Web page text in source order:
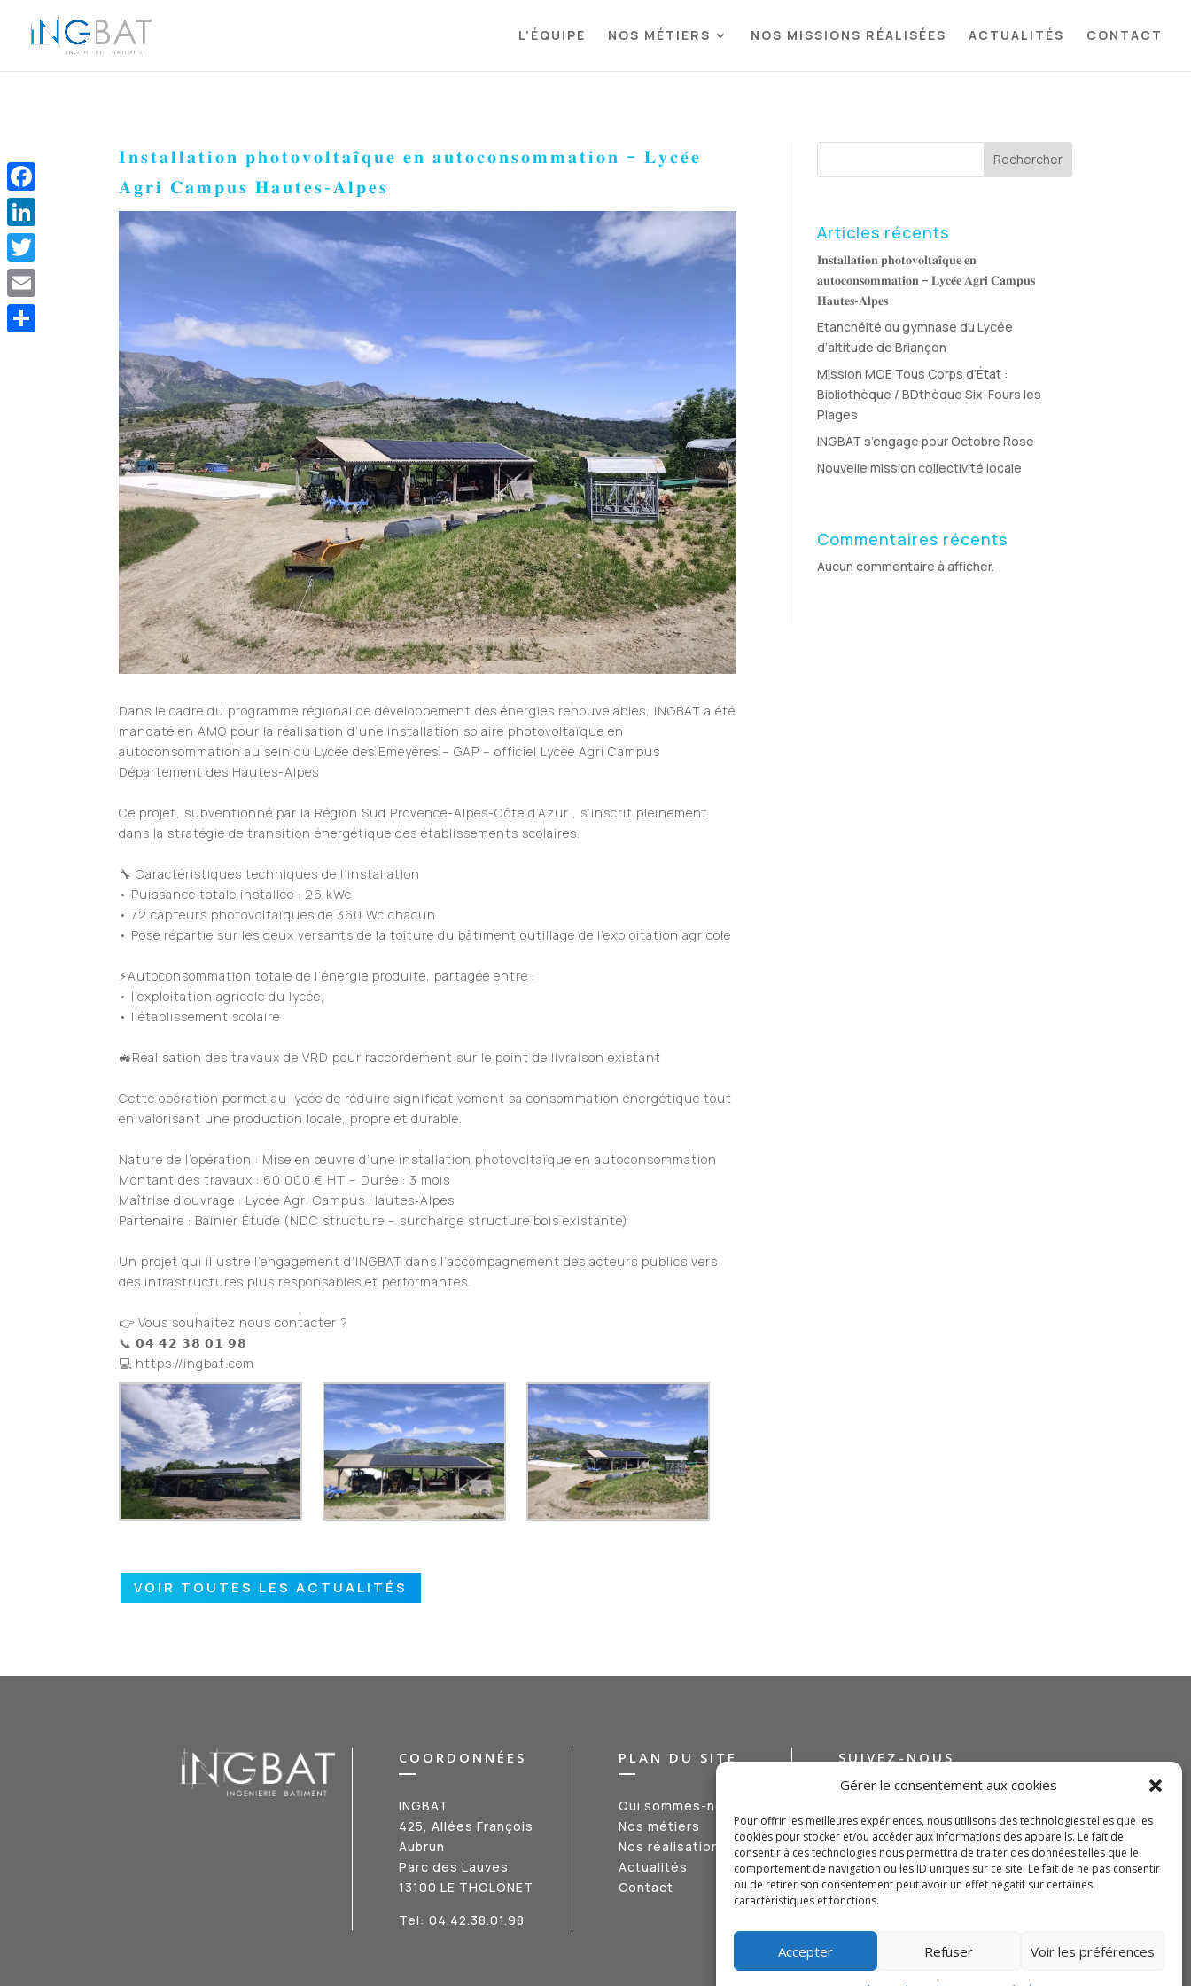
Gérer le consentement aux cookies
Pour offrir les meilleures expériences, nous utilisons des technologies telles que les
cookies pour stocker et/ou accéder aux informations des appareils. Le fait de
consentir à ces technologies nous permettra de traiter des données telles que le
comportement de navigation ou les ID uniques sur ce site. Le fait de ne pas consentir
ou de retirer son consentement peut avoir un effet négatif sur certaines
caractéristiques et fonctions.
Accepter Refuser Voir les préférences
L’ÉQUIPE NOS MÉTIERS NOS MISSIONS RÉALISÉES ACTUALITÉS CONTACT
𝐈𝐧𝐬𝐭𝐚𝐥𝐥𝐚𝐭𝐢𝐨𝐧 𝐩𝐡𝐨𝐭𝐨𝐯𝐨𝐥𝐭𝐚𝐢̈𝐪𝐮𝐞 𝐞𝐧 𝐚𝐮𝐭𝐨𝐜𝐨𝐧𝐬𝐨𝐦𝐦𝐚𝐭𝐢𝐨𝐧 – 𝐋𝐲𝐜𝐞́𝐞
𝐀𝐠𝐫𝐢 𝐂𝐚𝐦𝐩𝐮𝐬 𝐇𝐚𝐮𝐭𝐞𝐬‑𝐀𝐥𝐩𝐞𝐬
Dans le cadre du programme régional de développement des énergies renouvelables, INGBAT a été
mandaté en AMO pour la réalisation d’une installation solaire photovoltaïque en
autoconsommation au sein du Lycée des Emeyères – GAP – officiel Lycée Agri Campus
Département des Hautes-Alpes
Ce projet, subventionné par la Région Sud Provence-Alpes-Côte d’Azur , s’inscrit pleinement
dans la stratégie de transition énergétique des établissements scolaires.
🔧 Caractéristiques techniques de l’installation
• Puissance totale installée : 26 kWc
• 72 capteurs photovoltaïques de 360 Wc chacun
• Pose répartie sur les deux versants de la toiture du bâtiment outillage de l’exploitation agricole
⚡Autoconsommation totale de l’énergie produite, partagée entre :
• l’exploitation agricole du lycée,
• l’établissement scolaire
🚜Réalisation des travaux de VRD pour raccordement sur le point de livraison existant
Cette opération permet au lycée de réduire significativement sa consommation énergétique tout
en valorisant une production locale, propre et durable.
Nature de l’opération : Mise en œuvre d’une installation photovoltaïque en autoconsommation
Montant des travaux : 60 000 € HT – Durée : 3 mois
Maîtrise d’ouvrage : Lycée Agri Campus Hautes‑Alpes
Partenaire : Bainier Étude (NDC structure – surcharge structure bois existante)
Un projet qui illustre l’engagement d’INGBAT dans l’accompagnement des acteurs publics vers
des infrastructures plus responsables et performantes.
👉 Vous souhaitez nous contacter ?
📞 𝟬𝟰 𝟰𝟮 𝟯𝟴 𝟬𝟭 𝟵𝟴
💻 https://ingbat.com
VOIR TOUTES LES ACTUALITÉS
Rechercher
Articles récents
𝐈𝐧𝐬𝐭𝐚𝐥𝐥𝐚𝐭𝐢𝐨𝐧 𝐩𝐡𝐨𝐭𝐨𝐯𝐨𝐥𝐭𝐚𝐢̈𝐪𝐮𝐞 𝐞𝐧
𝐚𝐮𝐭𝐨𝐜𝐨𝐧𝐬𝐨𝐦𝐦𝐚𝐭𝐢𝐨𝐧 – 𝐋𝐲𝐜𝐞́𝐞 𝐀𝐠𝐫𝐢 𝐂𝐚𝐦𝐩𝐮𝐬
𝐇𝐚𝐮𝐭𝐞𝐬‑𝐀𝐥𝐩𝐞𝐬
Etanchéité du gymnase du Lycée
d’altitude de Briançon
Mission MOE Tous Corps d’État :
Bibliothèque / BDthèque Six-Fours les
Plages
INGBAT s’engage pour Octobre Rose
Nouvelle mission collectivité locale
Commentaires récents
Aucun commentaire à afficher.
COORDONNÉES
INGBAT
425, Allées François
Aubrun
Parc des Lauves
13100 LE THOLONET
Tel: 04.42.38.01.98
PLAN DU SITE
Qui sommes-nous ?
Nos métiers
Nos réalisations
Actualités
Contact
SUIVEZ-NOUS
Facebook
LinkedIn
Twitter
Email